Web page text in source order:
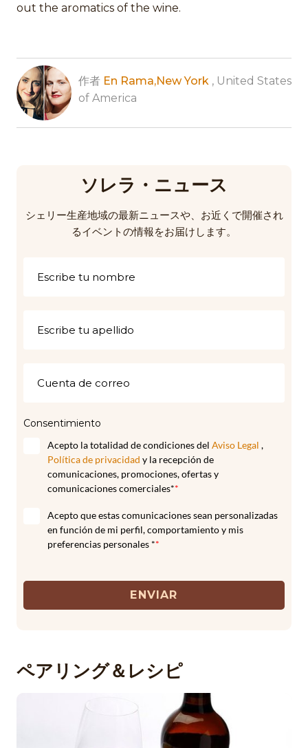
out the aromatics of the wine.
作者 En Rama,New York , United States
of America
ソレラ・ニュース
シェリー生産地域の最新ニュースや、お近くで開催され
るイベントの情報をお届けします。
Consentimiento
Acepto la totalidad de condiciones del Aviso Legal ,
Política de privacidad y la recepción de
comunicaciones, promociones, ofertas y
comunicaciones comerciales**
Acepto que estas comunicaciones sean personalizadas
en función de mi perfil, comportamiento y mis
preferencias personales **
ENVIAR
ペアリング＆レシピ